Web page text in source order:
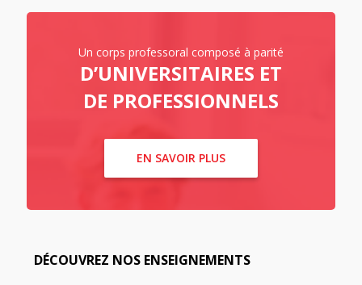
Un corps professoral composé à parité
D’UNIVERSITAIRES ET
DE PROFESSIONNELS
EN SAVOIR PLUS
DÉCOUVREZ NOS ENSEIGNEMENTS